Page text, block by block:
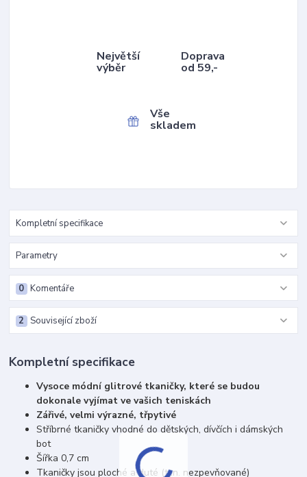
Největší
výběr
Doprava
od 59,-
Vše
skladem
Kompletní specifikace
Parametry
Komentáře
0
Související zboží
2
Kompletní specifikace
Vysoce módní glitrové tkaničky, které se budou
dokonale vyjímat ve vašich teniskách
Zářivé, velmi výrazné, třpytivé
Stříbrné tkaničky vhodné do dětských, dívčích i dámských
bot
Šířka 0,7 cm
Tkaničky jsou ploché a duté (tzn. nezpevňované)